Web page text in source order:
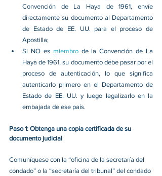
Convención de La Haya de 1961, envíe
directamente su documento al Departamento
de Estado de EE. UU. para el proceso de
Apostilla;
Si NO es miembro de la Convención de La
Haya de 1961, su documento debe pasar por el
proceso de autenticación, lo que significa
autenticarlo primero en el Departamento de
Estado de EE. UU. y luego legalizarlo en la
embajada de ese país.
Paso 1: Obtenga una copia certificada de su
documento judicial
Comuníquese con la “oficina de la secretaría del
condado” o la “secretaría del tribunal” del condado